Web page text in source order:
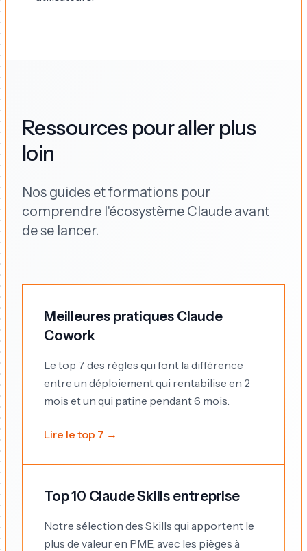
Ressources pour aller plus
loin
Nos guides et formations pour
comprendre l'écosystème Claude avant
de se lancer.
Meilleures pratiques Claude
Cowork
Le top 7 des règles qui font la différence
entre un déploiement qui rentabilise en 2
mois et un qui patine pendant 6 mois.
Lire le top 7 →
Top 10 Claude Skills entreprise
Notre sélection des Skills qui apportent le
plus de valeur en PME, avec les pièges à